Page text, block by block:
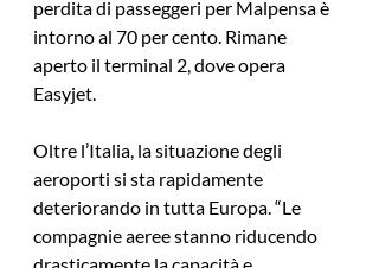
perdita di passeggeri per Malpensa è
intorno al 70 per cento. Rimane
aperto il terminal 2, dove opera
Easyjet.
Oltre l’Italia, la situazione degli
aeroporti si sta rapidamente
deteriorando in tutta Europa. “Le
compagnie aeree stanno riducendo
drasticamente la capacità e